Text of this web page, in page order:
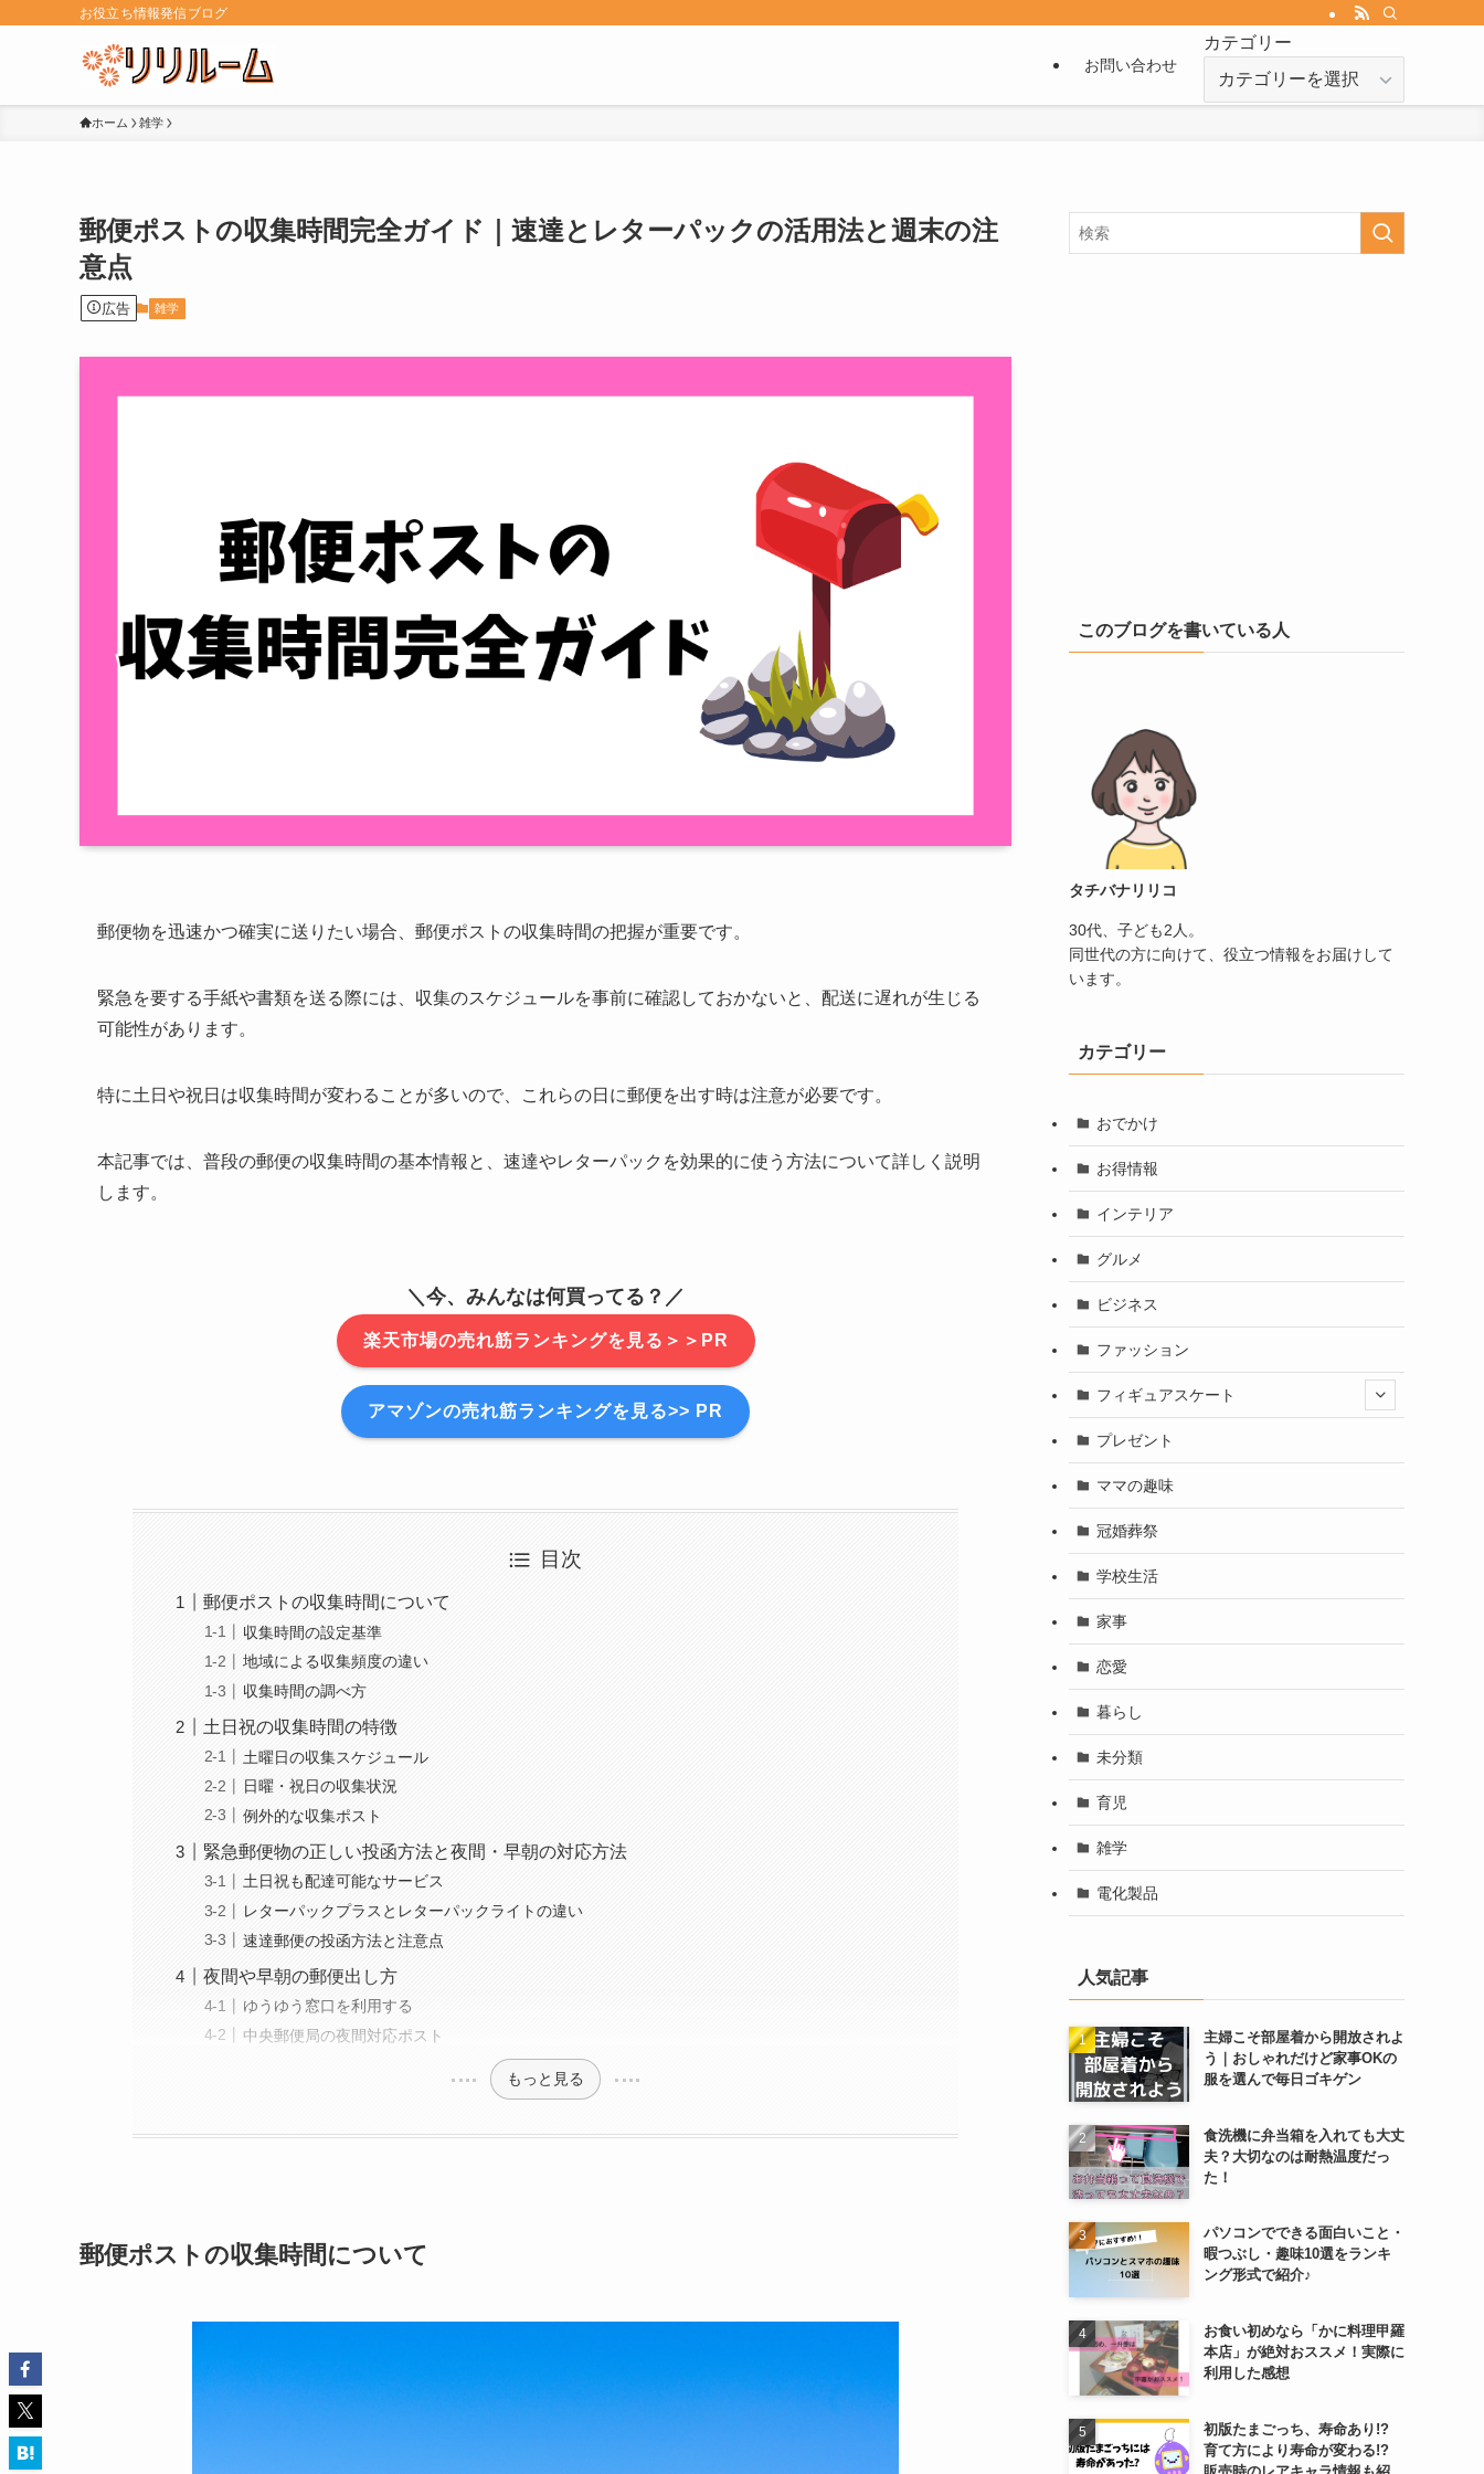
お役立ち情報発信ブログ
お問い合わせ
カテゴリー
ホーム 雑学
郵便ポストの収集時間完全ガイド｜速達とレターパックの活用法と週末の注
意点
広告 雑学
郵便物を迅速かつ確実に送りたい場合、郵便ポストの収集時間の把握が重要です。
緊急を要する手紙や書類を送る際には、収集のスケジュールを事前に確認しておかないと、配送に遅れが生じる
可能性があります。
特に土日や祝日は収集時間が変わることが多いので、これらの日に郵便を出す時は注意が必要です。
本記事では、普段の郵便の収集時間の基本情報と、速達やレターパックを効果的に使う方法について詳しく説明
します。
＼今、みんなは何買ってる？／
楽天市場の売れ筋ランキングを見る＞＞PR
アマゾンの売れ筋ランキングを見る>> PR
目次
郵便ポストの収集時間について
収集時間の設定基準
地域による収集頻度の違い
収集時間の調べ方
土日祝の収集時間の特徴
土曜日の収集スケジュール
日曜・祝日の収集状況
例外的な収集ポスト
緊急郵便物の正しい投函方法と夜間・早朝の対応方法
土日祝も配達可能なサービス
レターパックプラスとレターパックライトの違い
速達郵便の投函方法と注意点
夜間や早朝の郵便出し方
ゆうゆう窓口を利用する
中央郵便局の夜間対応ポスト
もっと見る
郵便ポストの収集時間について
このブログを書いている人
タチバナリリコ
30代、子ども2人。
同世代の方に向けて、役立つ情報をお届けして
います。
カテゴリー
おでかけ
お得情報
インテリア
グルメ
ビジネス
ファッション
フィギュアスケート
プレゼント
ママの趣味
冠婚葬祭
学校生活
家事
恋愛
暮らし
未分類
育児
雑学
電化製品
人気記事
主婦こそ部屋着から開放されよ
う｜おしゃれだけど家事OKの
服を選んで毎日ゴキゲン
食洗機に弁当箱を入れても大丈
夫？大切なのは耐熱温度だっ
た！
パソコンでできる面白いこと・
暇つぶし・趣味10選をランキ
ング形式で紹介♪
お食い初めなら「かに料理甲羅
本店」が絶対おススメ！実際に
利用した感想
初版たまごっち、寿命あり!?
育て方により寿命が変わる!?
販売時のレアキャラ情報も紹